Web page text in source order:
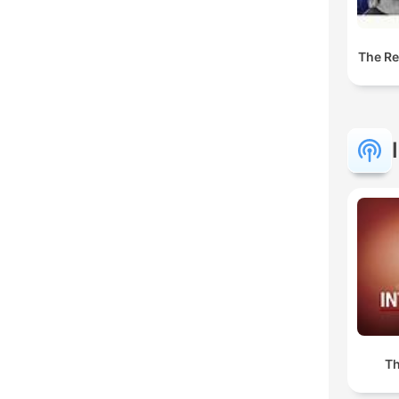
The